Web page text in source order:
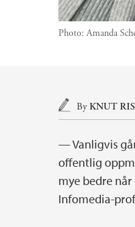
Photo: Amanda
Main content
ByKNUT
— Vanligvis
offentlig
mye bedre
Infomedia-